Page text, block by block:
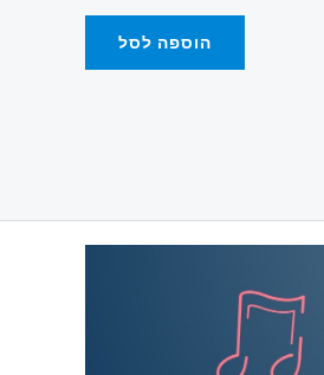
הוספה לסל